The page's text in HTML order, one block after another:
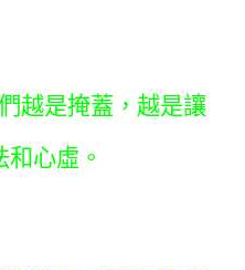
越是掩蓋，越是讓
心虛。